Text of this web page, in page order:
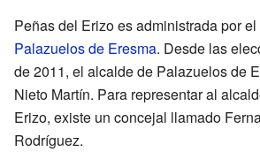
Peñas del Erizo es administrada por el
Palazuelos de Eresma. Desde las
de 2011, el alcalde de Palazuelos de
Nieto Martín. Para representar al
Erizo, existe un concejal llamado
Rodríguez.